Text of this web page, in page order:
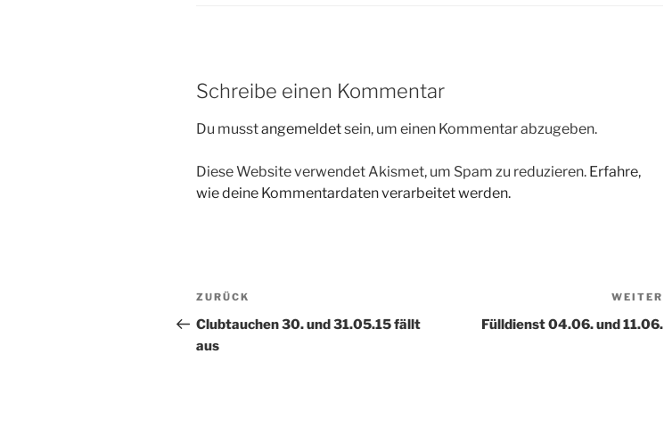
Schreibe einen Kommentar
Du musstangemeldetsein, um einen Kommentar abzugeben.
Diese Website verwendet Akismet, um Spam zu reduzieren. Erfahre,
wie deine Kommentardaten verarbeitet werden.
Beitragsnavigation
Vorheriger
Beitrag
ZURÜCK
Clubtauchen 30. und 31.05.15 fällt
aus
WEITER
Fülldienst 04.06. und 11.06.